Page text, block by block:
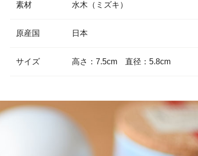
素材 水木（ミズキ）
原産国 日本
サイズ 高さ：7.5cm 直径：5.8cm